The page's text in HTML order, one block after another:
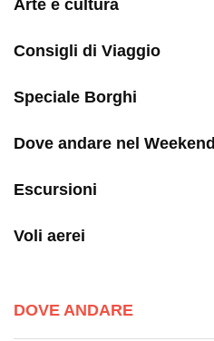
Arte e cultura
Consigli di Viaggio
Speciale Borghi
Dove andare nel Weekend
Escursioni
Voli aerei
DOVE ANDARE